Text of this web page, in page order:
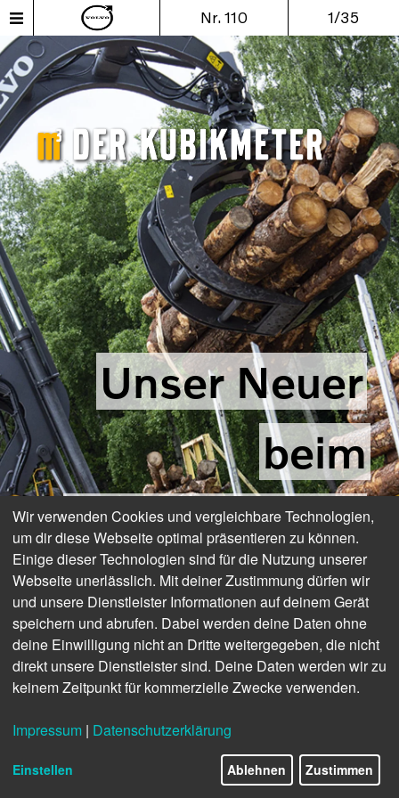
Nr. 110 1/35
Unser Neuer
beim
Holzumschlag
Wir verwenden Cookies und vergleichbare Technologien,
um dir diese Webseite optimal präsentieren zu können.
Einige dieser Technologien sind für die Nutzung unserer
Webseite unerlässlich. Mit deiner Zustimmung dürfen wir
und unsere Dienstleister Informationen auf deinem Gerät
speichern und abrufen. Dabei werden deine Daten ohne
deine Einwilligung nicht an Dritte weitergegeben, die nicht
direkt unsere Dienstleister sind. Deine Daten werden wir zu
keinem Zeitpunkt für kommerzielle Zwecke verwenden.
Impressum | Datenschutzerklärung
Einstellen Ablehnen Zustimmen